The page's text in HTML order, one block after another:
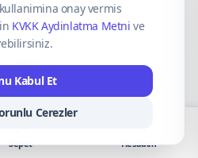
Mastercard
onay vermis
KVKK Aydinlatma Metni ve
Kabul Et
Cerezler
Sepet Hesabım